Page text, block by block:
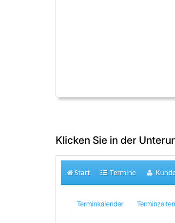
Klicken Sie in der